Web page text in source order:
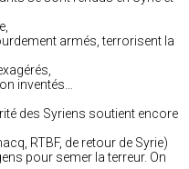
armés, terrorisent la
inventés…
des Syriens soutient encore
RTBF, de retour de Syrie)
pour semer la terreur. On